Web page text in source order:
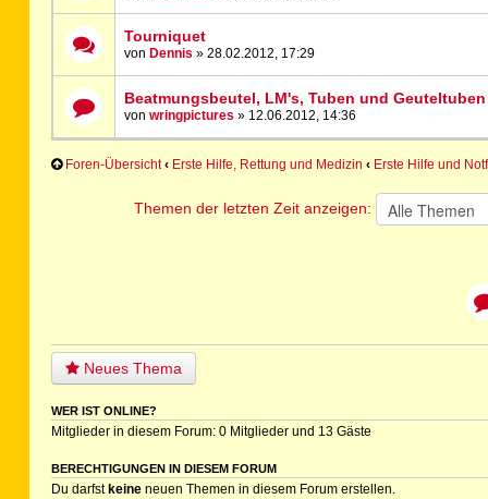
Tourniquet
von Dennis » 28.02.2012, 17:29
Beatmungsbeutel, LM's, Tuben und Geuteltuben
vonwringpictures » 12.06.2012, 14:36
Foren-Übersicht ‹ Erste Hilfe, Rettung und Medizin ‹ Erste Hilfe und
Themen der letzten Zeit anzeigen:
Neues Thema
WER IST ONLINE?
Mitglieder in diesem Forum: 0 Mitglieder und 13 Gäste
BERECHTIGUNGEN IN DIESEM FORUM
Du darfst keine neuen Themen in diesem Forum erstellen.